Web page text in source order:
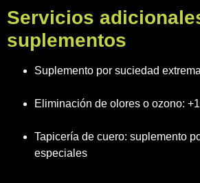
Servicios
suplementos
Suplemento por suciedad
Eliminación de olores o ozono:
Tapicería de cuero: suplemento
especiales